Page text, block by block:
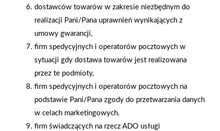
Mrówka w Wyrzysku
Gwarancja jakości
naszych produktów
Zakupy w systemie
ratalnym
dostawców towarów w zakresie niezbędnym do
realizacji Pani/Pana uprawnień wynikających z
umowy gwarancji,
firm spedycyjnych i operatorów pocztowych w
sytuacji gdy dostawa towarów jest realizowana
przez te podmioty,
firm spedycyjnych i operatorów pocztowych na
podstawie Pani/Pana zgody do przetwarzania danych
w celach marketingowych.
firm świadczących na rzecz ADO usługi